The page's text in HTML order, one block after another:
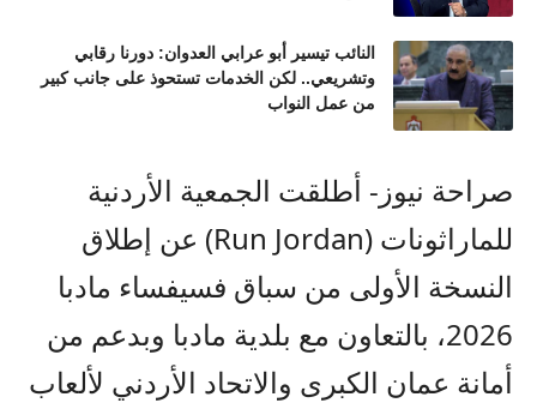
النائب تيسير أبو عرابي العدوان: دورنا رقابي
وتشريعي.. لكن الخدمات تستحوذ على جانب كبير
من عمل النواب
صراحة نيوز- أطلقت الجمعية الأردنية
للماراثونات (Run Jordan) عن إطلاق
النسخة الأولى من سباق فسيفساء مادبا
2026، بالتعاون مع بلدية مادبا وبدعم من
أمانة عمان الكبرى والاتحاد الأردني لألعاب